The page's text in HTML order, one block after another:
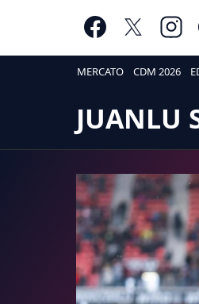
MERCATO CDM 2026
JUANLU